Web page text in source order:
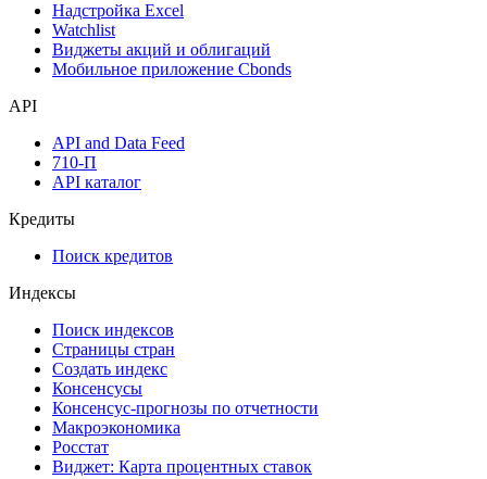
Надстройка Excel
Watchlist
Виджеты акций и облигаций
Мобильное приложение Cbonds
API
API and Data Feed
710-П
API каталог
Кредиты
Поиск кредитов
Индексы
Поиск индексов
Страницы стран
Создать индекс
Консенсусы
Консенсус-прогнозы по отчетности
Макроэкономика
Росстат
Виджет: Карта процентных ставок